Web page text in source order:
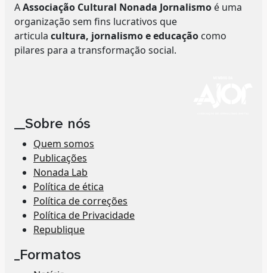
AAssociação Cultural Nonada Jornalismo é uma
organização sem fins lucrativos que
articula cultura, jornalismo e educação como
pilares para a transformação social.
__Sobre nós
Quem somos
Publicações
Nonada Lab
Política de ética
Política de correções
Política de Privacidade
Republique
_Formatos